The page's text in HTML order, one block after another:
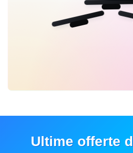
Ultime offerte